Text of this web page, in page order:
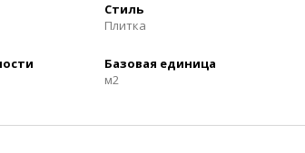
Стиль
Плитка
Базовая единица
м2